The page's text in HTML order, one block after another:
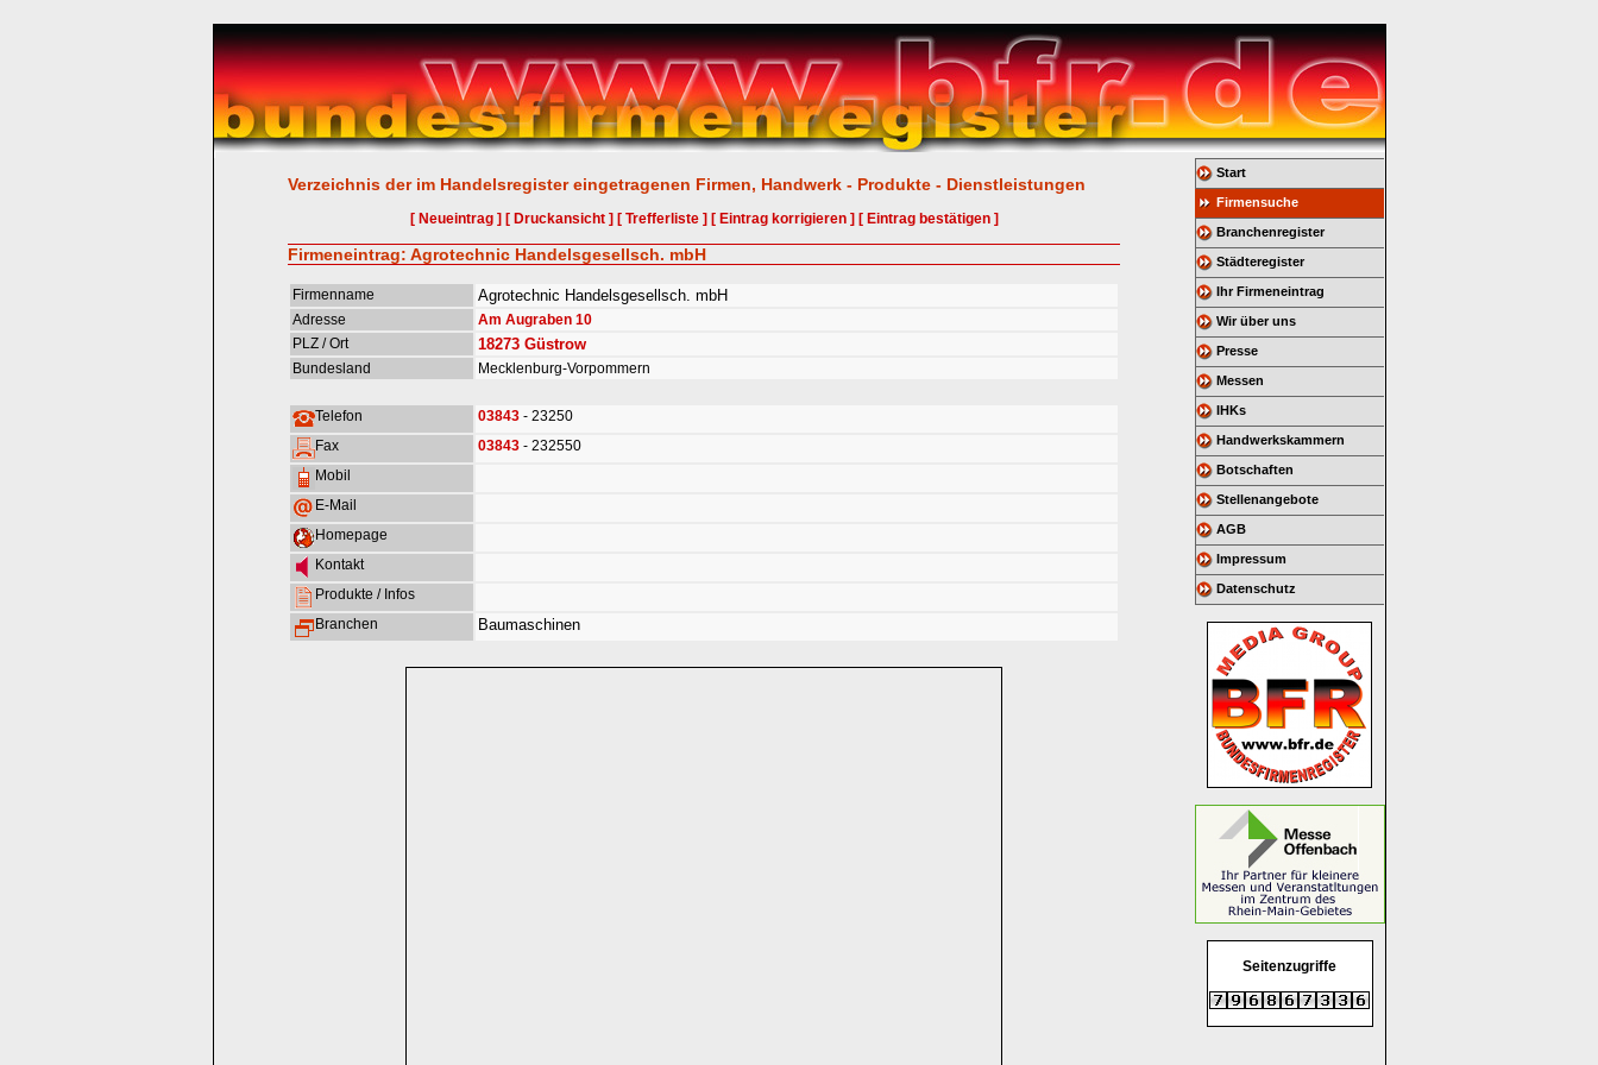
Verzeichnis der im Handelsregister eingetragenen Firmen, Handwerk - Produkte - Dienstleistungen
[ Neueintrag ] [ Druckansicht ] [ Trefferliste ] [ Eintrag korrigieren ] [ Eintrag bestätigen ]
Firmeneintrag: Agrotechnic Handelsgesellsch. mbH
Firmenname Agrotechnic Handelsgesellsch. mbH
Adresse
Am Augraben 10
PLZ / Ort
18273 Güstrow
Bundesland Mecklenburg-Vorpommern
Telefon 03843 - 23250
Fax
03843 - 232550
Mobil
E-Mail
Homepage
Kontakt
Produkte / Infos
Branchen
Baumaschinen
Start
Firmensuche
Branchenregister
Städteregister
Ihr Firmeneintrag
Wir über uns
Presse
Messen
IHKs
Handwerkskammern
Botschaften
Stellenangebote
AGB
Impressum
Datenschutz
Seitenzugriffe